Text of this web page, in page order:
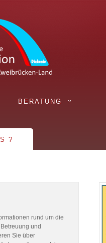
BERATUNG
?
rund um die
und
Sie über